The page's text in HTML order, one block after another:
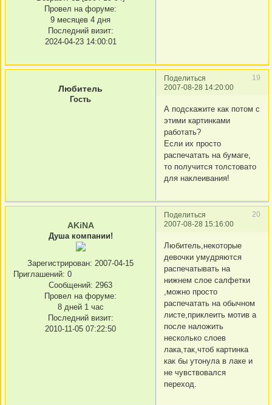
Провел на форуме:
9 месяцев 4 дня
Последний визит:
2024-04-23 14:00:01
Поделиться
19
2007-08-28 14:20:00
Любитель
Гость
А подскажите как потом с
этими картинками
работать?
Если их просто
распечатать на бумаге,
то получится толстовато
для наклеивания!
Поделиться
20
2007-08-28 15:16:00
AKiNA
Душа компании!
Зарегистрирован: 2007-04-15
Приглашений: 0
Сообщений: 2963
Провел на форуме:
8 дней 1 час
Последний визит:
2010-11-05 07:22:50
Любитель,некоторые
девочки умудряются
распечатывать на
нижнем слое салфетки
,можно просто
распечатать на обычном
листе,приклеить мотив а
после наложить
несколько слоев
лака,так,чтоб картинка
как бы утонула в лаке и
не чувствовался
переход.